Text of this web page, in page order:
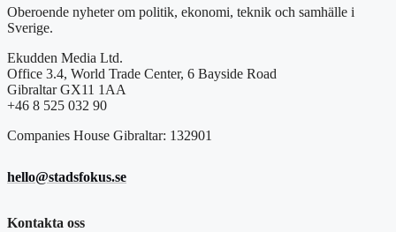
Oberoende nyheter om politik, ekonomi, teknik och samhälle i
Sverige.
Ekudden Media Ltd.
Office 3.4, World Trade Center, 6 Bayside Road
Gibraltar GX11 1AA
+46 8 525 032 90
Companies House Gibraltar: 132901
hello@stadsfokus.se
Kontakta oss